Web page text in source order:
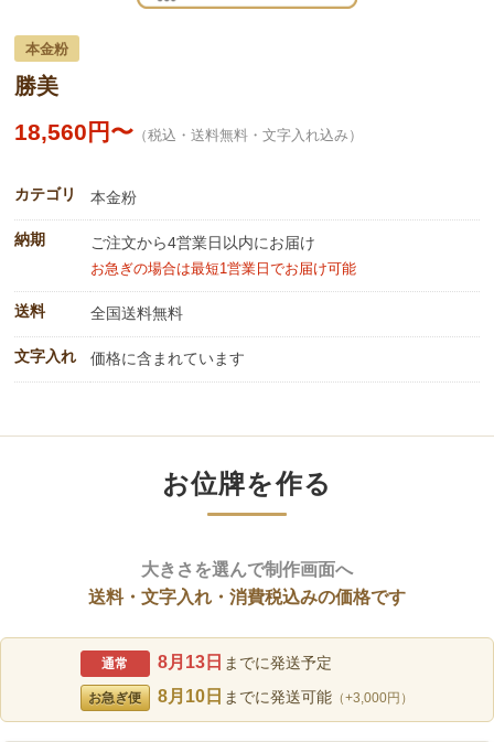
本金粉
勝美
18,560円〜（税込・送料無料・文字入れ込み）
カテゴリ 本金粉
納期 ご注文から4営業日以内にお届け
お急ぎの場合は最短1営業日でお届け可能
送料 全国送料無料
文字入れ 価格に含まれています
お位牌を作る
大きさを選んで制作画面へ
送料・文字入れ・消費税込みの価格です
通常 8月13日 までに発送予定
お急ぎ便 8月10日 までに発送可能 （+3,000円）